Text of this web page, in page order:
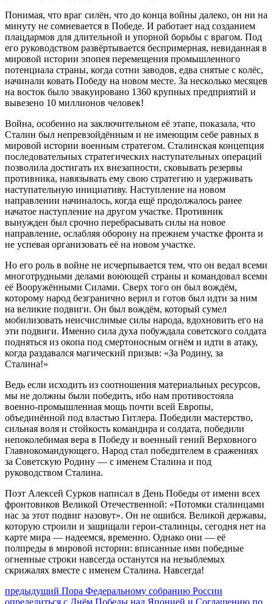
Понимая, что враг силён, что до конца войны далеко, он ни на
минуту не сомневается в Победе. И работает над созданием
плацдармов для длительной и упорной борьбы с врагом. Под
его руководством развёртывается беспримерная, невиданная в
мировой истории эпопея перемещения промышленного
потенциала страны, когда сотни заводов, едва снятые с колёс,
начинали ковать Победу на новом месте. За несколько месяцев
на восток было эвакуировано 1360 крупных предприятий и
вывезено 10 миллионов человек!
Война, особенно на заключительном её этапе, показала, что
Сталин был непревзойдённым и не имеющим себе равных в
мировой истории военным стратегом. Сталинская концепция
последовательных стратегических наступательных операций
позволила достигать их внезапности, сковывать резервы
противника, навязывать ему свою стратегию и удерживать
наступательную инициативу. Наступление на новом
направлении начиналось, когда ещё продолжалось ранее
начатое наступление на другом участке. Противник
вынужден был срочно перебрасывать силы на новое
направление, ослабляя оборону на прежнем участке фронта и
не успевая организовать её на новом участке.
Но его роль в войне не исчерпывается тем, что он ведал всеми
многотрудными делами воюющей страны и командовал всеми
её Вооружёнными Силами. Сверх того он был вождём,
которому народ безгранично верил и готов был идти за ним
на великие подвиги. Он был вождём, который сумел
мобилизовать неисчислимые силы народа, вдохновить его на
эти подвиги. Именно сила духа побуждала советского солдата
подняться из окопа под смертоносным огнём и идти в атаку,
когда раздавался магический призыв: «За Родину, за
Сталина!»
Ведь если исходить из соотношения материальных ресурсов,
мы не должны были победить, ибо нам противостояла
военно-промышленная мощь почти всей Европы,
объединённой под властью Гитлера. Победили мастерство,
сильная воля и стойкость командира и солдата, победили
непоколебимая вера в Победу и военный гений Верховного
Главнокомандующего. Народ стал победителем в сражениях
за Советскую Родину — с именем Сталина и под
руководством Сталина.
Поэт Алексей Сурков написал в День Победы от имени всех
фронтовиков Великой Отечественной: «Потомки сталинцами
нас за этот подвиг назовут». Он не ошибся. Великой державы,
которую строили и защищали герои-сталинцы, сегодня нет на
карте мира — надеемся, временно. Однако они — её
полпреды в мировой истории: вписанные ими победные
огненные строки навсегда останутся на незыблемых
скрижалях вместе с именем Сталина. Навсегда!
Навигация
предыдущий Предыдущий
пост:
Пора Федеральному собранию России
определиться с Днём Победы над Японией и Соглашению по